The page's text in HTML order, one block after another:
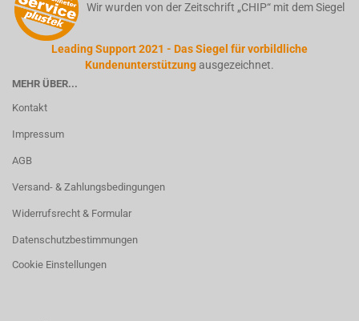
Wir wurden von der Zeitschrift „CHIP“ mit dem Siegel
Leading Support 2021 - Das Siegel für vorbildliche
Kundenunterstützung ausgezeichnet.
MEHR ÜBER...
Kontakt
Impressum
AGB
Versand- & Zahlungsbedingungen
Widerrufsrecht & Formular
Datenschutzbestimmungen
Cookie Einstellungen